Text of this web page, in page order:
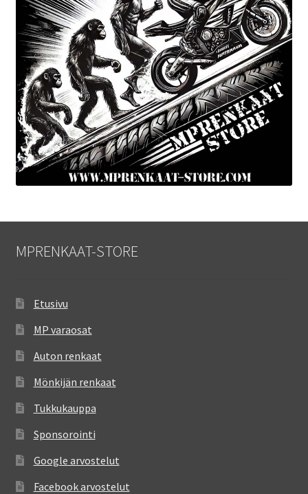
MPRENKAAT-STORE
Etusivu
MP varaosat
Auton renkaat
Mönkijän renkaat
Tukkukauppa
Sponsorointi
Google arvostelut
Facebook arvostelut